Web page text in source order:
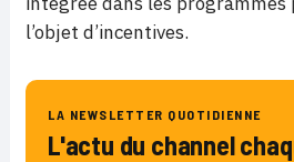
l’objet d’incentives.
LA NEWSLETTER QUOTIDIENNE
L'actu du channel